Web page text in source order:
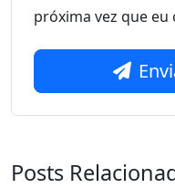
próxima vez que eu
Posts